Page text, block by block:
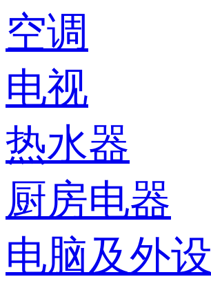
空调
电视
热水器
厨房电器
电脑及外设